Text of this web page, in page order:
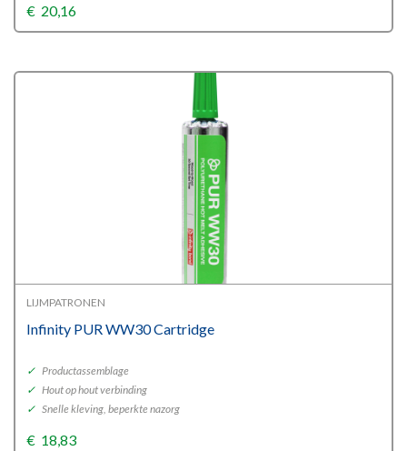
€ 20,16
LIJMPATRONEN
Infinity PUR WW30 Cartridge
✓ Productassemblage
✓ Hout op hout verbinding
✓ Snelle kleving, beperkte nazorg
€ 18,83